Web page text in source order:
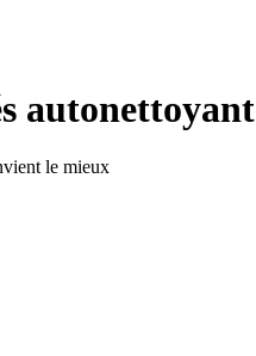
autonettoyant
le mieux